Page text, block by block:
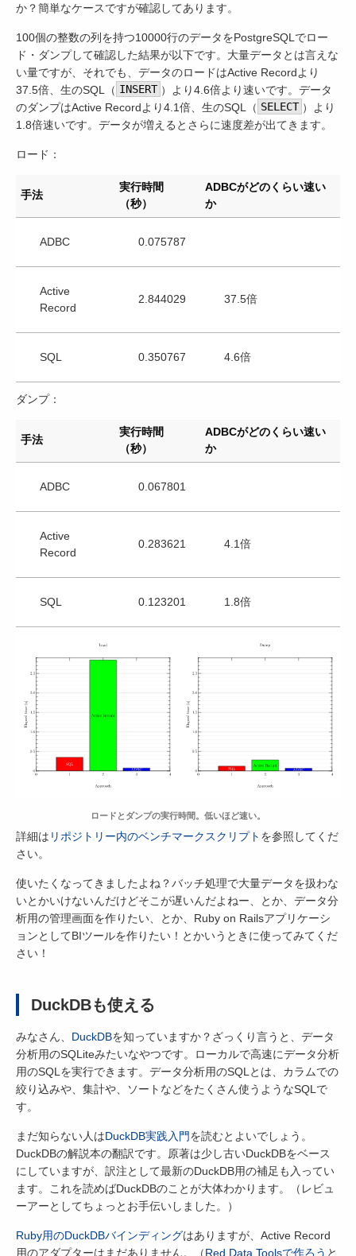
か？簡単なケースですが確認してあります。
100個の整数の列を持つ10000行のデータをPostgreSQLでロー
ド・ダンプして確認した結果が以下です。大量データとは言えな
い量ですが、それでも、データのロードはActive Recordより
37.5倍、生のSQL（ INSERT ）より4.6倍より速いです。データ
のダンプはActive Recordより4.1倍、生のSQL（ SELECT ）より
1.8倍速いです。データが増えるとさらに速度差が出てきます。
ロード：
手法
実行時間
（秒）
ADBCがどのくらい速い
か
ADBC 0.075787
Active
Record
2.844029 37.5倍
SQL 0.350767 4.6倍
ダンプ：
手法
実行時間
（秒）
ADBCがどのくらい速い
か
ADBC 0.067801
Active
Record
0.283621 4.1倍
SQL 0.123201 1.8倍
ロードとダンプの実行時間。低いほど速い。
詳細は リポジトリー内のベンチマークスクリプト を参照してくだ
さい。
使いたくなってきましたよね？バッチ処理で大量データを扱わな
いとかいけないんだけどそこが遅いんだよねー、とか、データ分
析用の管理画面を作りたい、とか、Ruby on Railsアプリケーシ
ョンとしてBIツールを作りたい！とかいうときに使ってみてくだ
さい！
DuckDBも使える
みなさん、 DuckDBを知っていますか？ざっくり言うと、データ
分析用のSQLiteみたいなやつです。ローカルで高速にデータ分析
用のSQLを実行できます。データ分析用のSQLとは、カラムでの
絞り込みや、集計や、ソートなどをたくさん使うようなSQLで
す。
まだ知らない人はDuckDB実践入門を読むとよいでしょう。
DuckDBの解説本の翻訳です。原著は少し古いDuckDBをベース
にしていますが、訳注として最新のDuckDB用の補足も入ってい
ます。これを読めばDuckDBのことが大体わかります。（レビュ
ーアーとしてちょっとお手伝いしました。）
Ruby用のDuckDBバインディングはありますが、Active Record
用のアダプターはまだありません。（Red Data Toolsで作ろう と